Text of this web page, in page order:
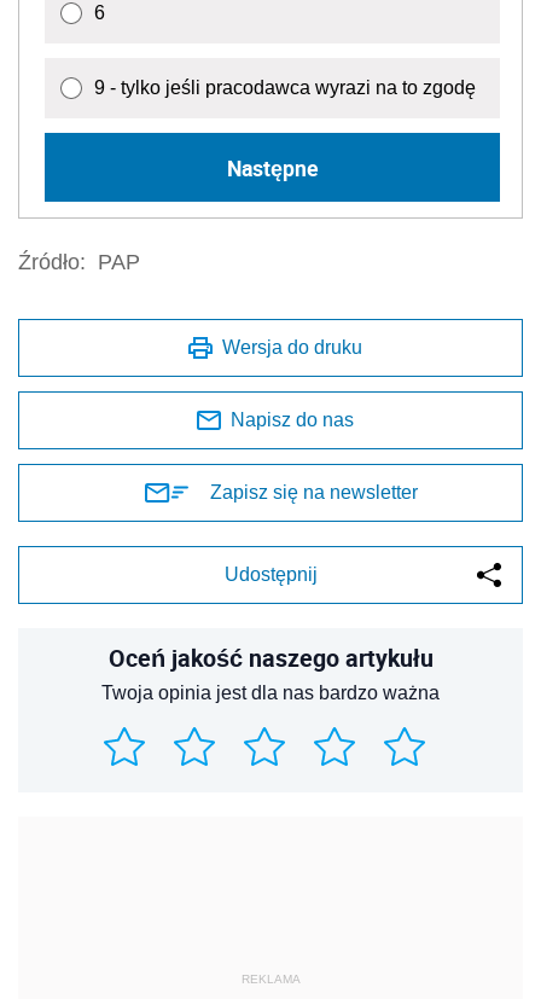
6
9 - tylko jeśli pracodawca wyrazi na to zgodę
Następne
Źródło: PAP
Wersja do druku
Napisz do nas
Zapisz się na newsletter
Udostępnij
Oceń jakość naszego artykułu
Twoja opinia jest dla nas bardzo ważna
REKLAMA